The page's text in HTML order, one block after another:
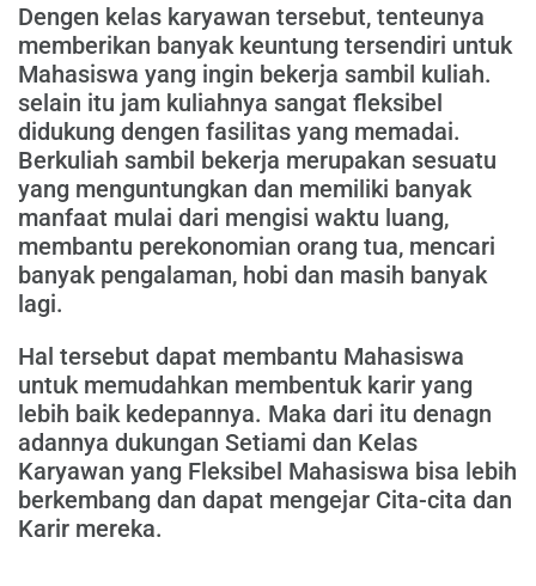
Dengen kelas karyawan tersebut, tenteunya
memberikan banyak keuntung tersendiri untuk
Mahasiswa yang ingin bekerja sambil kuliah.
selain itu jam kuliahnya sangat fleksibel
didukung dengen fasilitas yang memadai.
Berkuliah sambil bekerja merupakan sesuatu
yang menguntungkan dan memiliki banyak
manfaat mulai dari mengisi waktu luang,
membantu perekonomian orang tua, mencari
banyak pengalaman, hobi dan masih banyak
lagi.
Hal tersebut dapat membantu Mahasiswa
untuk memudahkan membentuk karir yang
lebih baik kedepannya. Maka dari itu denagn
adannya dukungan Setiami dan Kelas
Karyawan yang Fleksibel Mahasiswa bisa lebih
berkembang dan dapat mengejar Cita-cita dan
Karir mereka.